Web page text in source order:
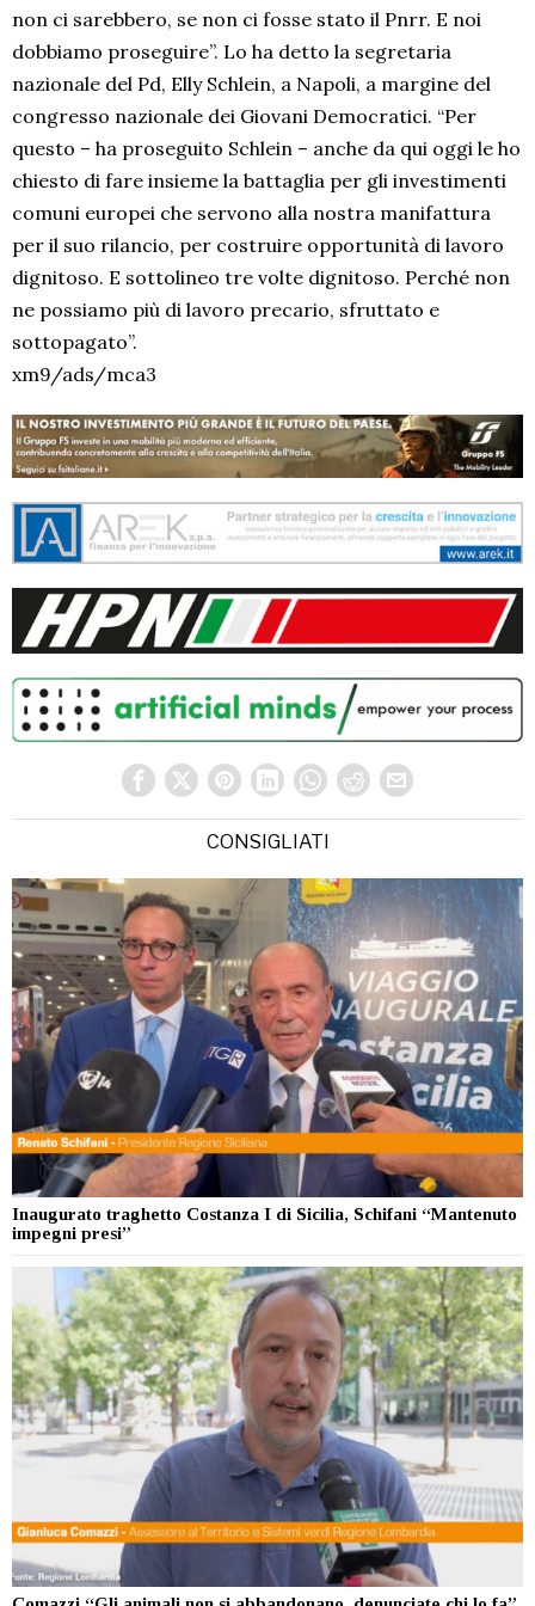
non ci sarebbero, se non ci fosse stato il Pnrr. E noi
dobbiamo proseguire”. Lo ha detto la segretaria
nazionale del Pd, Elly Schlein, a Napoli, a margine del
congresso nazionale dei Giovani Democratici. “Per
questo – ha proseguito Schlein – anche da qui oggi le ho
chiesto di fare insieme la battaglia per gli investimenti
comuni europei che servono alla nostra manifattura
per il suo rilancio, per costruire opportunità di lavoro
dignitoso. E sottolineo tre volte dignitoso. Perché non
ne possiamo più di lavoro precario, sfruttato e
sottopagato”.
xm9/ads/mca3
CONSIGLIATI
Inaugurato traghetto Costanza I di Sicilia, Schifani “Mantenuto
impegni presi”